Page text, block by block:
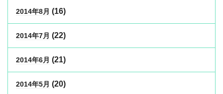
2014年8月 (16)
2014年7月 (22)
2014年6月 (21)
2014年5月 (20)